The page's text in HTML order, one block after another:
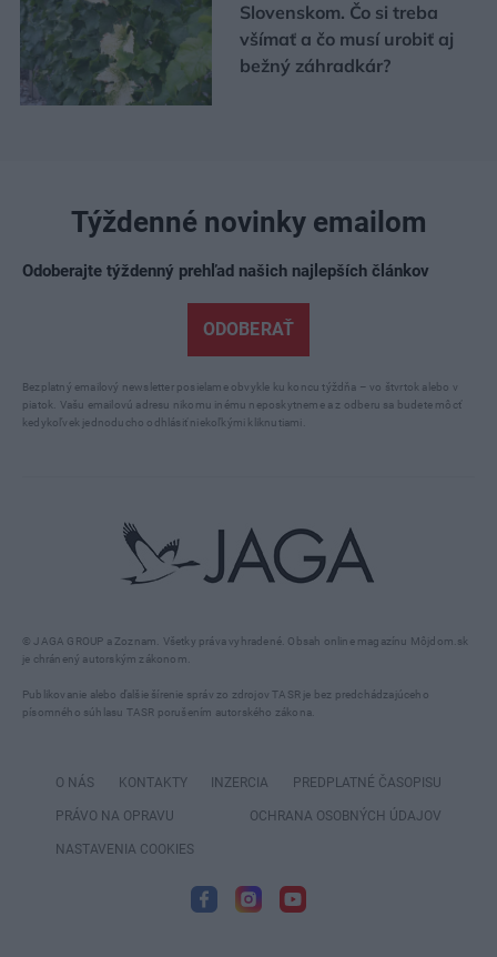
Slovenskom. Čo si treba
všímať a čo musí urobiť aj
bežný záhradkár?
© JAGA GROUP a Zoznam. Všetky práva vyhradené. Obsah online magazínu Môjdom.sk
je chránený autorským zákonom.
Publikovanie alebo ďalšie šírenie správ zo zdrojov TASR je bez predchádzajúceho
písomného súhlasu TASR porušením autorského zákona.
Týždenné novinky emailom
Odoberajte týždenný prehľad našich najlepších článkov
ODOBERAŤ
Bezplatný emailový newsletter posielame obvykle ku koncu týždňa – vo štvrtok alebo v
piatok. Vašu emailovú adresu nikomu inému neposkytneme a z odberu sa budete môcť
kedykoľvek jednoducho odhlásiť niekoľkými kliknutiami.
O NÁS KONTAKTY INZERCIA PREDPLATNÉ ČASOPISU
PRÁVO NA OPRAVU OCHRANA OSOBNÝCH ÚDAJOV
NASTAVENIA COOKIES